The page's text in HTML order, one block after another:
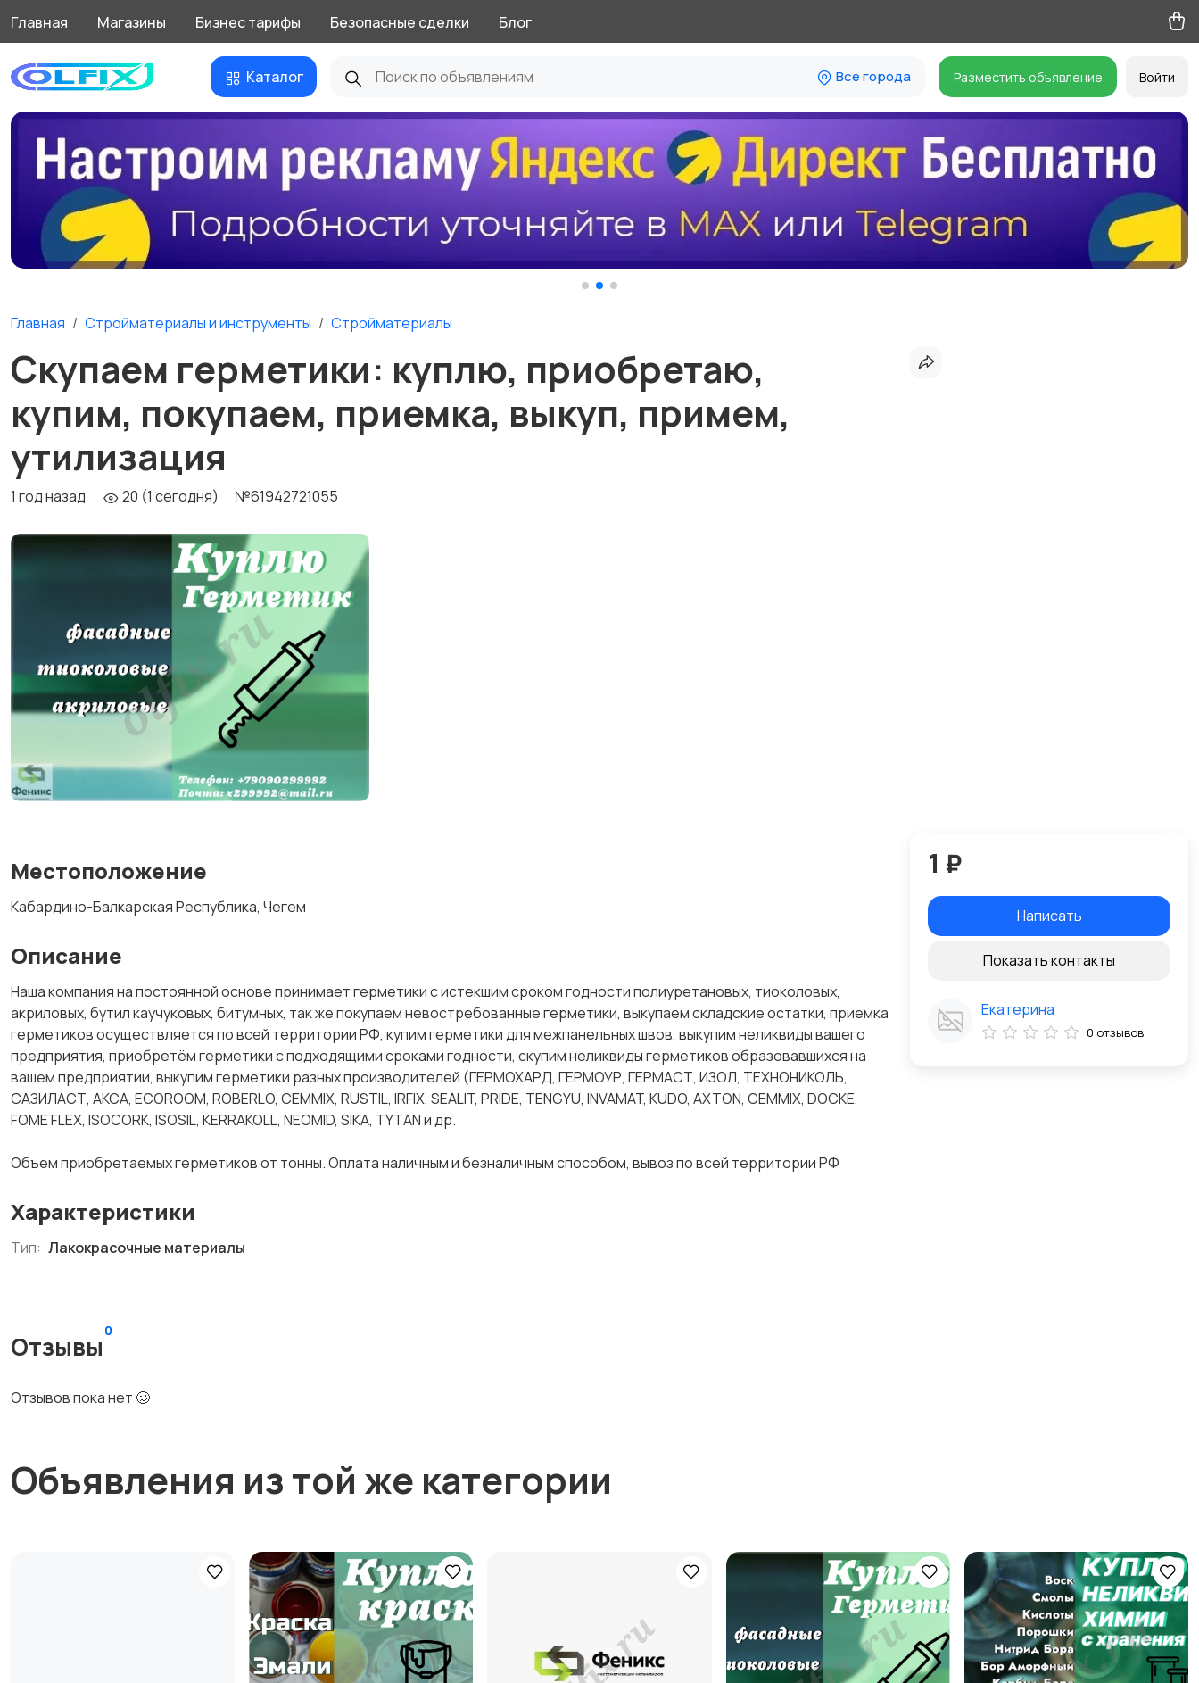
Главная Магазины Бизнес тарифы Безопасные сделки Блог
Каталог Все города Разместить объявление Войти
Главная Стройматериалы и инструменты Стройматериалы
Скупаем герметики: куплю, приобретаю,
купим, покупаем, приемка, выкуп, примем,
утилизация
1 год назад 20 (1 сегодня) №61942721055
Местоположение
Кабардино-Балкарская Республика, Чегем
Описание
Наша компания на постоянной основе принимает герметики с истекшим сроком годности полиуретановых, тиоколовых,
акриловых, бутил каучуковых, битумных, так же покупаем невостребованные герметики, выкупаем складские остатки, приемка
герметиков осуществляется по всей территории РФ, купим герметики для межпанельных швов, выкупим неликвиды вашего
предприятия, приобретём герметики с подходящими сроками годности, скупим неликвиды герметиков образовавшихся на
вашем предприятии, выкупим герметики разных производителей (ГЕРМОХАРД, ГЕРМОУР, ГЕРМАСТ, ИЗОЛ, ТЕХНОНИКОЛЬ,
САЗИЛАСТ, АКСА, ECOROOM, ROBERLO, CEMMIX, RUSTIL, IRFIX, SEALIT, PRIDE, TENGYU, INVAMAT, KUDO, AXTON, CEMMIX, DOCKE,
FOME FLEX, ISOCORK, ISOSIL, KERRAKOLL, NEOMID, SIKA, TYTAN и др.
Объем приобретаемых герметиков от тонны. Оплата наличным и безналичным способом, вывоз по всей территории РФ
Характеристики
Тип: Лакокрасочные материалы
Отзывы
0
Отзывов пока нет 🥴
1 ₽
Написать
Показать контакты
Екатерина
0 отзывов
Объявления из той же категории